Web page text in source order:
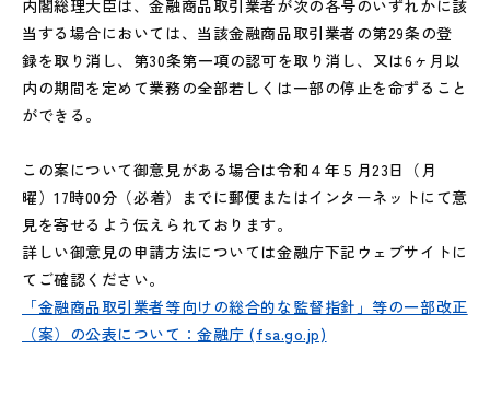
内閣総理大臣は、金融商品取引業者が次の各号のいずれかに該
当する場合においては、当該金融商品取引業者の第29条の登
録を取り消し、第30条第一項の認可を取り消し、又は6ヶ月以
内の期間を定めて業務の全部若しくは一部の停止を命ずること
ができる。
この案について御意見がある場合は令和４年５月23日（月
曜）17時00分（必着）までに郵便またはインターネットにて意
見を寄せるよう伝えられております。
詳しい御意見の申請方法については金融庁下記ウェブサイトに
てご確認ください。
「金融商品取引業者等向けの総合的な監督指針」等の一部改正
（案）の公表について：金融庁 (fsa.go.jp)